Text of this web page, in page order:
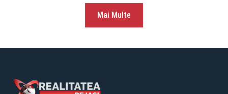
Mai Multe